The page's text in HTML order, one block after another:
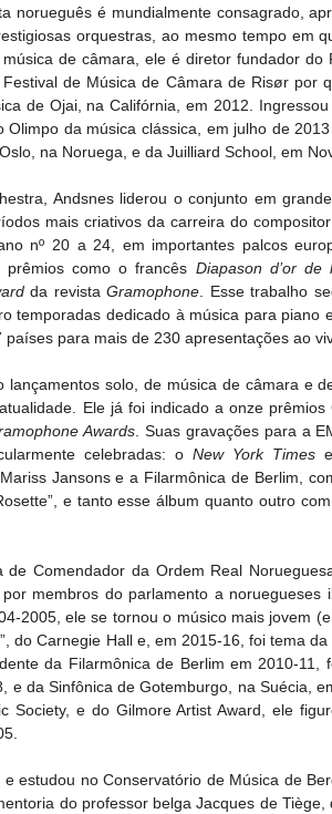
norueguês é mundialmente consagrado,
orquestras, ao mesmo tempo em
de câmara, ele é diretor fundador do
de Música de Câmara de Risør por
de Ojai, na Califórnia, em 2012.
Olimpo da música clássica,
em julho de
na Noruega, e da Juilliard School, em
Andsnes liderou o conjunto em
mais criativos da carreira do compositor
nº 20 a 24, em importantes palcos
como o francês Diapason d’or de
da revista Gramophone . Esse trabalho
temporadas dedicado à música para piano
para mais de 230 apresentações ao
solo, de música de câmara e
Ele já foi indicado a onze prêmios
Awards. Suas gravações para a
celebradas: o New York Times
Jansons e a Filarmônica de Berlim,
e tanto esse álbum quanto outro
Comendador da Ordem Real
membros do parlamento a noruegueses
2005, ele se tornou o músico mais jovem
do Carnegie Hall e, em 2015-16, foi tema
da Filarmônica de Berlim em 2010-11,
da Sinfônica de Gotemburgo, na Suécia,
Society, e do Gilmore Artist Award, ele
estudou no Conservatório de Música de
do professor belga Jacques de Tiège,